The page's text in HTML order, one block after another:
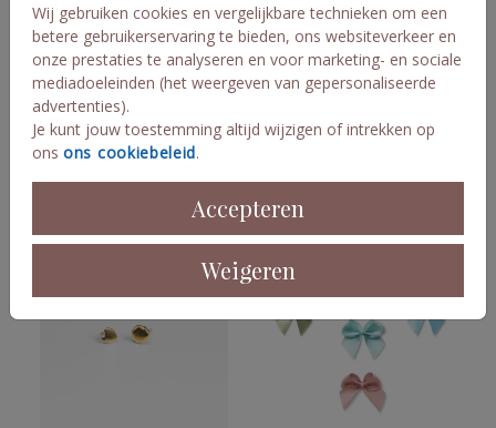
Wij gebruiken cookies en vergelijkbare technieken om een
betere gebruikerservaring te bieden, ons websiteverkeer en
onze prestaties te analyseren en voor marketing- en sociale
mediadoeleinden (het weergeven van gepersonaliseerde
advertenties).
Je kunt jouw toestemming altijd wijzigen of intrekken op
ons ons cookiebeleid.
Accepteren
Weigeren